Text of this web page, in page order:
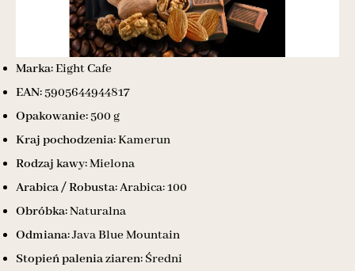
Marka:Eight Cafe
EAN:5905644944817
Opakowanie:500 g
Kraj pochodzenia:Kamerun
Rodzaj kawy:Mielona
Arabica / Robusta:Arabica: 100
Obróbka:Naturalna
Odmiana:Java Blue Mountain
Stopień palenia ziaren: Średni